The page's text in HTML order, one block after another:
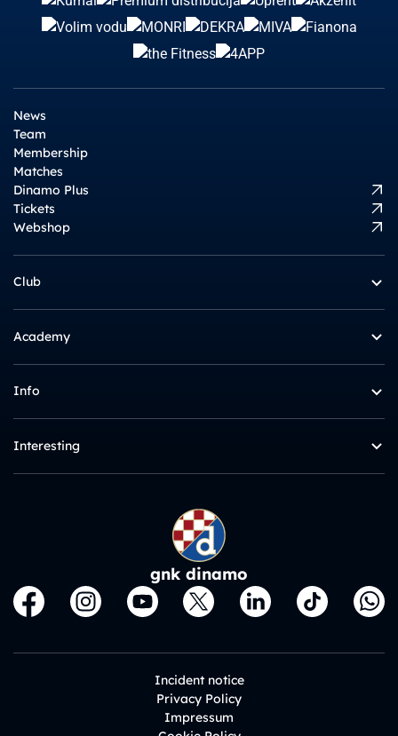
News
Team
Membership
Matches
Dinamo Plus
Tickets
Webshop
Club
Academy
Info
Interesting
gnk dinamo
Incident notice
Privacy Policy
Impressum